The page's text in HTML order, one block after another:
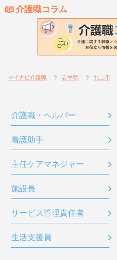
介護職コラム
マイナビ介護職 岩手県 北上市
介護職・ヘルパー
看護助手
主任ケアマネジャー
施設長
サービス管理責任者
生活支援員